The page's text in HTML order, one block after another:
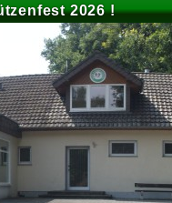
2026 !